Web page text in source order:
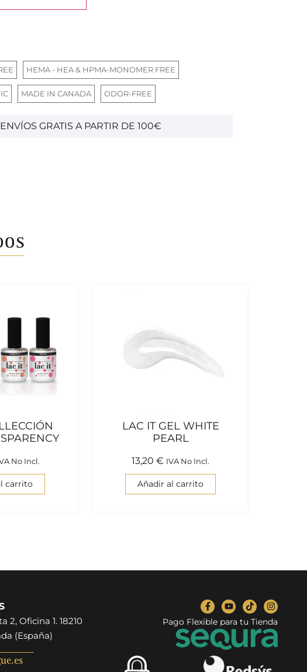
HEMA - HEA & HPMA-MONOMER FREE
MADE IN CANADA ODOR-FREE
ENVÍOS GRATIS A PARTIR DE 100€
No Incl.
carrito
LAC IT GEL WHITE
PEARL
13,20€ IVA No Incl.
Añadir al carrito
2, Oficina 1. 18210
(España)
Pago Flexible para tu Tienda